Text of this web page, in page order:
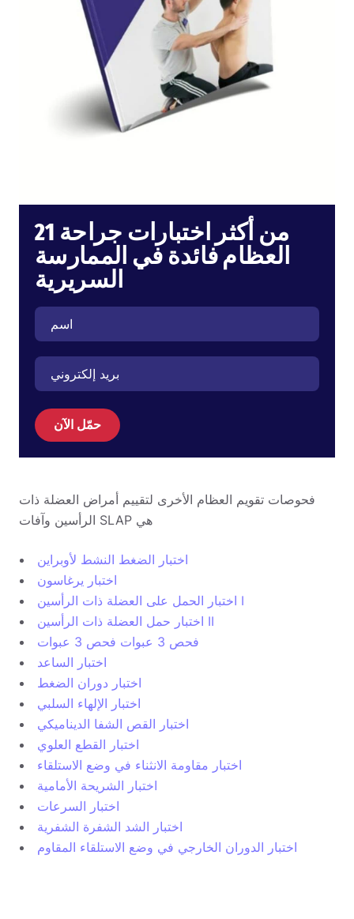
21 من أكثر اختبارات جراحة
العظام فائدة في الممارسة
السريرية
حمّل الآن
فحوصات تقويم العظام الأخرى لتقييم أمراض العضلة ذات
الرأسين وآفات SLAP هي
اختبار الضغط النشط لأوبراين
اختبار يرغاسون
اختبار الحمل على العضلة ذات الرأسين I
اختبار حمل العضلة ذات الرأسين II
فحص 3 عبوات فحص 3 عبوات
اختبار الساعد
اختبار دوران الضغط
اختبار الإلهاء السلبي
اختبار القص الشفا الديناميكي
اختبار القطع العلوي
اختبار مقاومة الانثناء في وضع الاستلقاء
اختبار الشريحة الأمامية
اختبار السرعات
اختبار الشد الشفرة الشفرية
اختبار الدوران الخارجي في وضع الاستلقاء المقاوم